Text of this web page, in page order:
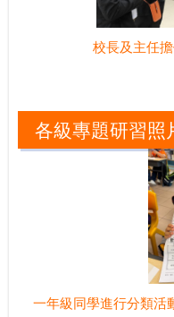
校長及主任
各級專題研習照
一年級同學進行分類活